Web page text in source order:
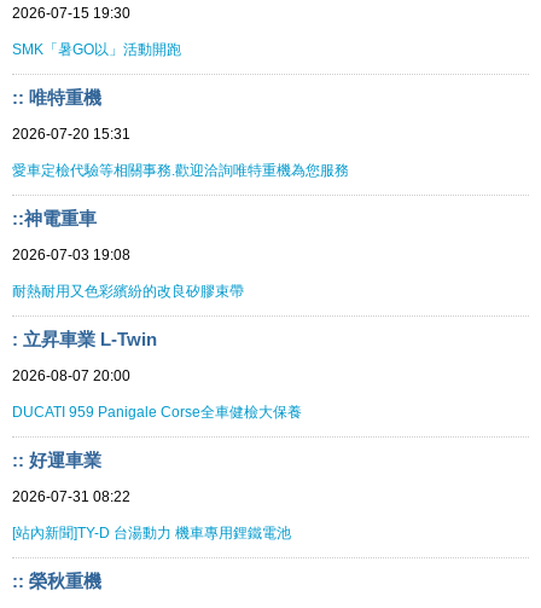
2026-07-15 19:30
SMK「暑GO以」活動開跑
:: 唯特重機
2026-07-20 15:31
愛車定檢代驗等相關事務.歡迎洽詢唯特重機為您服務
::神電重車
2026-07-03 19:08
耐熱耐用又色彩繽紛的改良矽膠束帶
: 立昇車業 L-Twin
2026-08-07 20:00
DUCATI 959 Panigale Corse全車健檢大保養
:: 好運車業
2026-07-31 08:22
[站內新聞]TY-D 台湯動力 機車專用鋰鐵電池
:: 榮秋重機